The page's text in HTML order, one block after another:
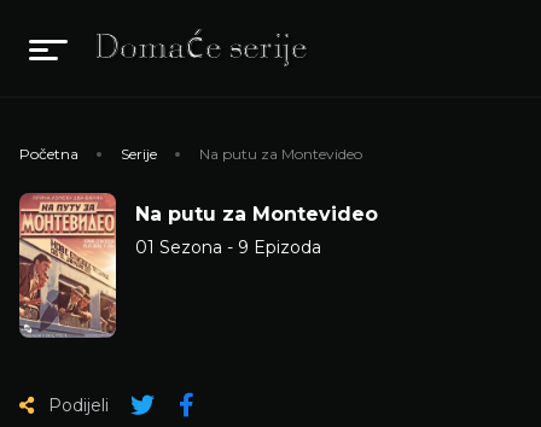
Početna Serije Na putu za Montevideo
Na putu za Montevideo
01 Sezona - 9 Epizoda
Podijeli